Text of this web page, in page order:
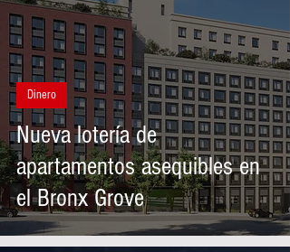
Nueva lotería de
apartamentos asequibles en
el Bronx Grove
Dinero